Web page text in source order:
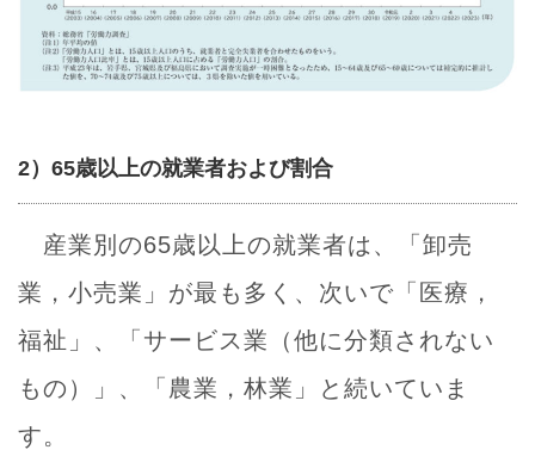
2）65歳以上の就業者および割合
産業別の65歳以上の就業者は、「卸売
業，小売業」が最も多く、次いで「医療，
福祉」、「サービス業（他に分類されない
もの）」、「農業，林業」と続いていま
す。